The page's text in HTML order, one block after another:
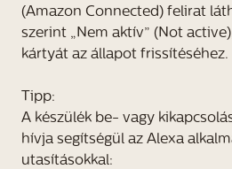
(Amazon Connected) felirat
szerint „Nem aktív” (Not
kártyát az állapot frissítéséhez.
Tipp:
A készülék be- vagy
hívja segítségül az Alexa
utasításokkal: